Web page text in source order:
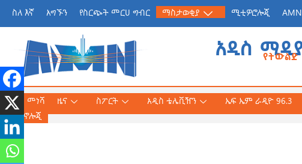
ስለ እኛ አግኙን የስርጭት መርሀ ግብር ማስታወቂያ ሚቲዎሮሎጂ
አዲስ
መነሻ ዜና ስፖርት አዲስ ቴሌቪዥን ኤፍ ኤም ራዲዮ 96.3
ቴክኖሎጂ